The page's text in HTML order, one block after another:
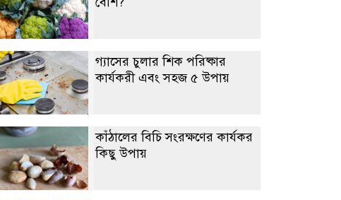
গ্যাসের চুলার শিক পরিষ্কার
কার্যকরী এবং সহজ ৫ উপায়
কাঁঠালের বিচি সংরক্ষণের কার্যকর
কিছু উপায়